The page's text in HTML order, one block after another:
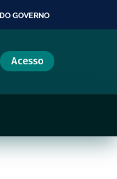
GOVERNO
Acesso